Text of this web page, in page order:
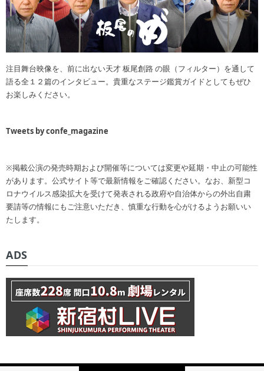
注目舞台映像を、前に出ない天才 板尾創路 の眼（フィルター）を通して
語る全１２篇のインタビュー。貴重なステージ鑑賞ガイドとしてもぜひ
お楽しみください。
Tweets by confe_magazine
※掲載公演の発売時期および開催等については変更や延期・中止の可能性
があります。公式サイト等で最新情報をご確認ください。なお、新型コ
ロナウイルス感染拡大を受けて発表される政府や自治体からの外出自粛
要請等の情報にもご注意いただき、慎重な行動を心がけるようお願いい
たします。
ADS